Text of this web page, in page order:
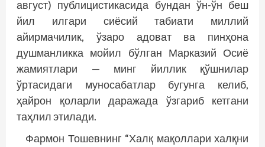
август) публицистикасида бундан ўн-ўн беш
йил илгари сиёсий табиати миллий
айирмачилик, ўзаро адоват ва пинҳона
душманликка мойил бўлган Марказий Осиё
жамиятлари — минг йиллик қўшнилар
ўртасидаги муносабатлар бугунга келиб,
ҳайрон қоларли даражада ўзгариб кетгани
таҳлил этилади.
Фармон Тошевнинг “Халқ мақоллари халқни